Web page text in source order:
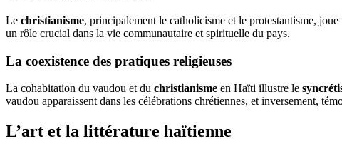
Le christianisme, principalement le catholicisme et le protestantisme,
un rôle crucial dans la vie communautaire et spirituelle du pays.
La coexistence des pratiques religieuses
La cohabitation du vaudou et du christianisme en Haïti illustre le
vaudou apparaissent dans les célébrations chrétiennes, et inversement,
L’art et la littérature haïtienne